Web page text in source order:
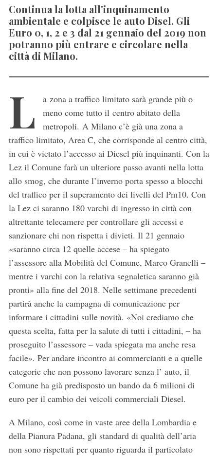
Continua la lotta all'inquinamento
ambientale e colpisce le auto Disel. Gli
Euro 0, 1, 2 e 3 dal 21 gennaio del 2019 non
potranno più entrare e circolare nella
città di Milano.
L
a zona a traffico limitato sarà grande più o
meno come tutto il centro abitato della
metropoli. A Milano c’è già una zona a
traffico limitato, Area C, che corrisponde al centro città,
in cui è vietato l’accesso ai Diesel più inquinanti. Con la
Lez il Comune farà un ulteriore passo avanti nella lotta
allo smog, che durante l’inverno porta spesso a blocchi
del traffico per il superamento dei livelli del Pm10. Con
la Lez ci saranno 180 varchi di ingresso in città con
altrettante telecamere per controllare gli accessi e
sanzionare chi non rispetta i divieti. Il 21 gennaio
«saranno circa 12 quelle accese – ha spiegato
l’assessore alla Mobilità del Comune, Marco Granelli –
mentre i varchi con la relativa segnaletica saranno già
pronti» alla fine del 2018. Nelle settimane precedenti
partirà anche la campagna di comunicazione per
informare i cittadini sulle novità. «Noi crediamo che
questa scelta, fatta per la salute di tutti i cittadini, – ha
proseguito l’assessore – vada spiegata ma anche resa
facile». Per andare incontro ai commercianti e a quelle
categorie che non possono lavorare senza l’ auto, il
Comune ha già predisposto un bando da 6 milioni di
euro per il cambio dei veicoli commerciali Diesel.
A Milano, così come in vaste aree della Lombardia e
della Pianura Padana, gli standard di qualità dell’aria
non sono rispettati per quanto riguarda il particolato